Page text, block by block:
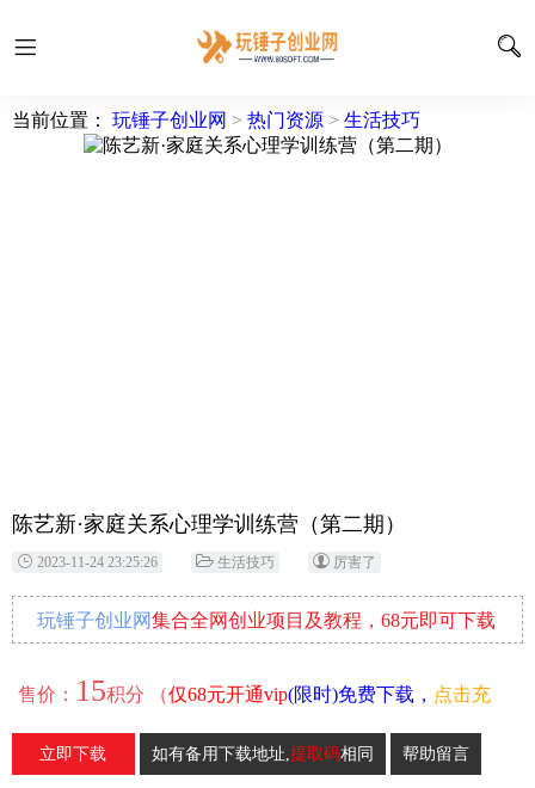
当前位置： 玩锤子创业网 > 热门资源 > 生活技巧
陈艺新·家庭关系心理学训练营（第二期）
2023-11-24 23:25:26 生活技巧 厉害了
玩锤子创业网集合全网创业项目及教程，68元即可下载
售价： 15积分 （仅68元开通vip(限时)免费下载， 点击充
）
立即下载 如有备用下载地址,提取码相同 帮助留言